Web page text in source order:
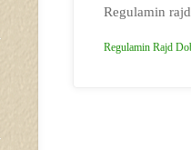
Regulamin
Regulamin Rajd